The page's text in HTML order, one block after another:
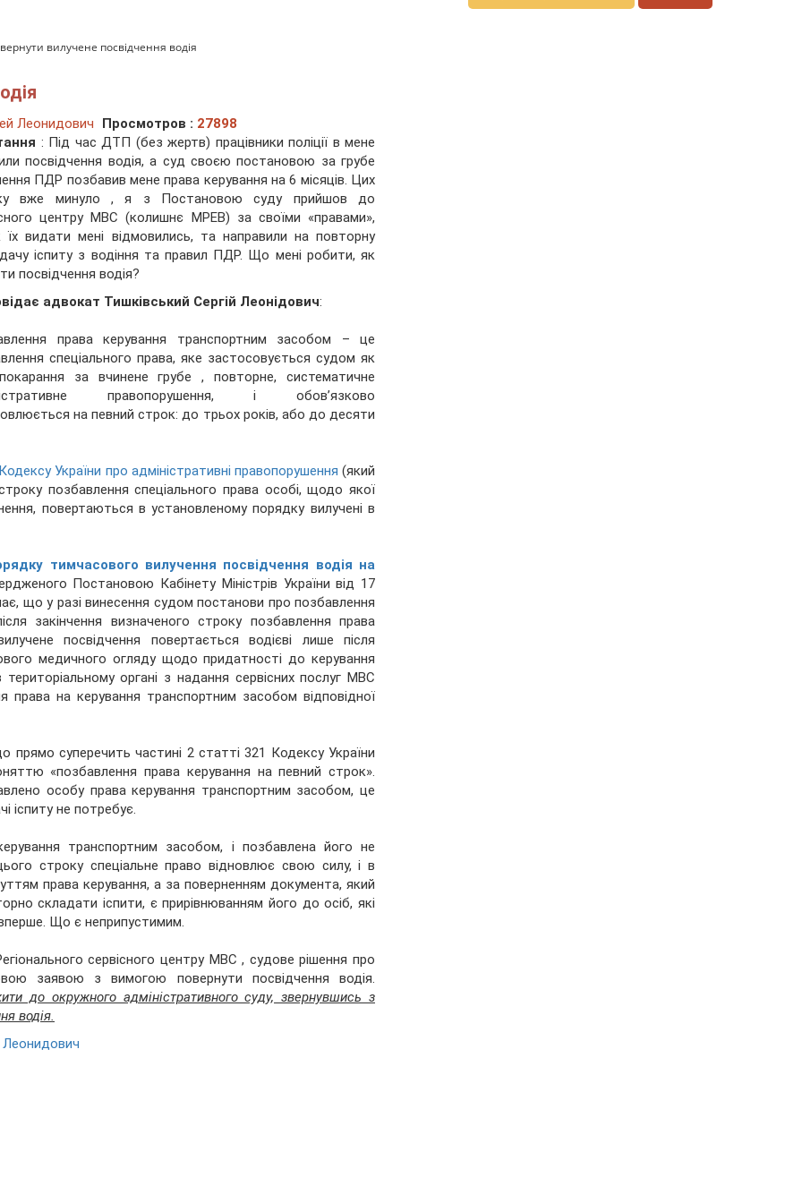
вилучене посвідчення водія
Леонидович Просмотров : 27898
: Під час ДТП (без жертв) працівники поліції в мене
посвідчення водія, а суд своєю постановою за грубе
ПДР позбавив мене права керування на 6 місяців. Цих
вже минуло , я з Постановою суду прийшов до
центру МВС (колишнє МРЕВ) за своїми «правами»,
їх видати мені відмовились, та направили на повторну
іспиту з водіння та правил ПДР. Що мені робити, як
посвідчення водія?
адвокат Тишківський Сергій Леонідович:
права керування транспортним засобом – це
спеціального права, яке застосовується судом як
за вчинене грубе , повторне, систематичне
правопорушення, і обов’язково
на певний строк: до трьох років, або до десяти
України про адміністративні правопорушення (який
позбавлення спеціального права особі, щодо якої
повертаються в установленому порядку вилучені в
тимчасового вилучення посвідчення водія на
Постановою Кабінету Міністрів України від 17
що у разі винесення судом постанови про позбавлення
закінчення визначеного строку позбавлення права
посвідчення повертається водієві лише після
медичного огляду щодо придатності до керування
органі з надання сервісних послуг МВС
права на керування транспортним засобом відповідної
суперечить частині 2 статті 321 Кодексу України
«позбавлення права керування на певний строк».
особу права керування транспортним засобом, це
іспиту не потребує.
транспортним засобом, і позбавлена його не
строку спеціальне право відновлює свою силу, і в
права керування, а за поверненням документа, який
складати іспити, є прирівнюванням його до осіб, які
Що є неприпустимим.
сервісного центру МВС , судове рішення про
заявою з вимогою повернути посвідчення водія.
до окружного адміністративного суду, звернувшись з
водія.